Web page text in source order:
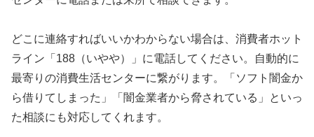
どこに連絡すればいいかわからない場合は、消費者ホット
ライン「188（いやや）」に電話してください。自動的に
最寄りの消費生活センターに繋がります。「ソフト闇金か
ら借りてしまった」「闇金業者から脅されている」といっ
た相談にも対応してくれます。